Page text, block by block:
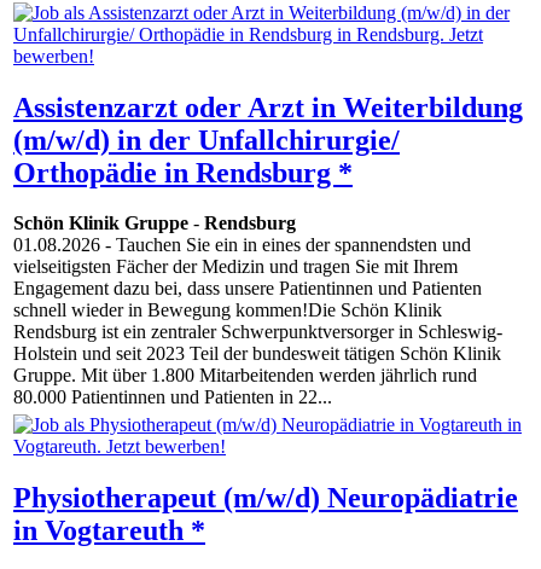
Assistenzarzt oder Arzt in Weiterbildung
(m/w/d) in der Unfallchirurgie/
Orthopädie in Rendsburg *
Schön Klinik Gruppe - Rendsburg
01.08.2026 - Tauchen Sie ein in eines der spannendsten und
vielseitigsten Fächer der Medizin und tragen Sie mit Ihrem
Engagement dazu bei, dass unsere Patientinnen und Patienten
schnell wieder in Bewegung kommen!Die Schön Klinik
Rendsburg ist ein zentraler Schwerpunktversorger in Schleswig-
Holstein und seit 2023 Teil der bundesweit tätigen Schön Klinik
Gruppe. Mit über 1.800 Mitarbeitenden werden jährlich rund
80.000 Patientinnen und Patienten in 22...
Physiotherapeut (m/w/d) Neuropädiatrie
in Vogtareuth *